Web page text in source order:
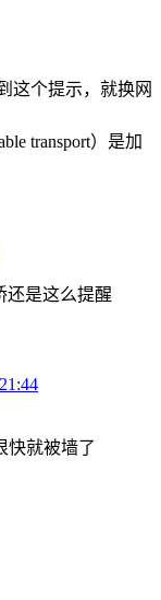
这个提示，就换网
transport）是加
还是这么提醒
快就被墙了